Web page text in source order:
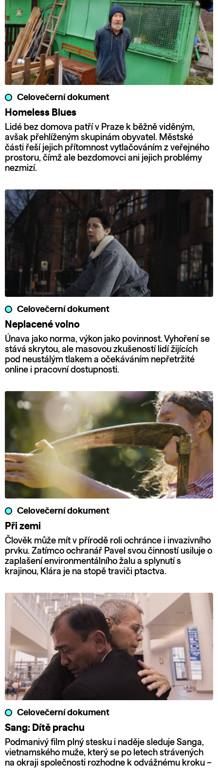
Celovečerní dokument
Homeless Blues
Lidé bez domova patří v Praze k běžně viděným,
avšak přehlíženým skupinám obyvatel. Městské
části řeší jejich přítomnost vytlačováním z veřejného
prostoru, čímž ale bezdomovci ani jejich problémy
nezmizí.
Celovečerní dokument
Neplacené volno
Únava jako norma, výkon jako povinnost. Vyhoření se
stává skrytou, ale masovou zkušeností lidí žijících
pod neustálým tlakem a očekáváním nepřetržité
online i pracovní dostupnosti.
Celovečerní dokument
Při zemi
Člověk může mít v přírodě roli ochránce i invazivního
prvku. Zatímco ochranář Pavel svou činností usiluje o
zaplašení environmentálního žalu a splynutí s
krajinou, Klára je na stopě traviči ptactva.
Celovečerní dokument
Sang: Dítě prachu
Podmanivý film plný stesku i naděje sleduje Sanga,
vietnamského muže, který se po letech strávených
na okraji společnosti rozhodne k odvážnému kroku –